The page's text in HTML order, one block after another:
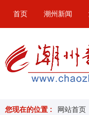
首页 潮州新闻
您现在的位置 : 网站首页